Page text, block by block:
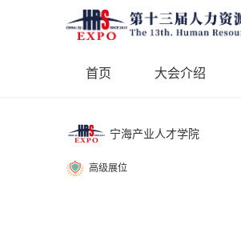
首页 大会介绍
宁海产业人才学院
高级展位